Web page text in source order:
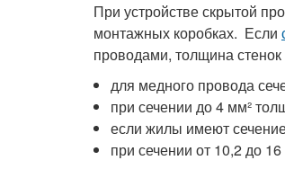
При устройстве скрытой
монтажных коробках. Если
проводами, толщина
для медного провода
при сечении до 4 мм²
если жилы имеют
при сечении от 10,2 до